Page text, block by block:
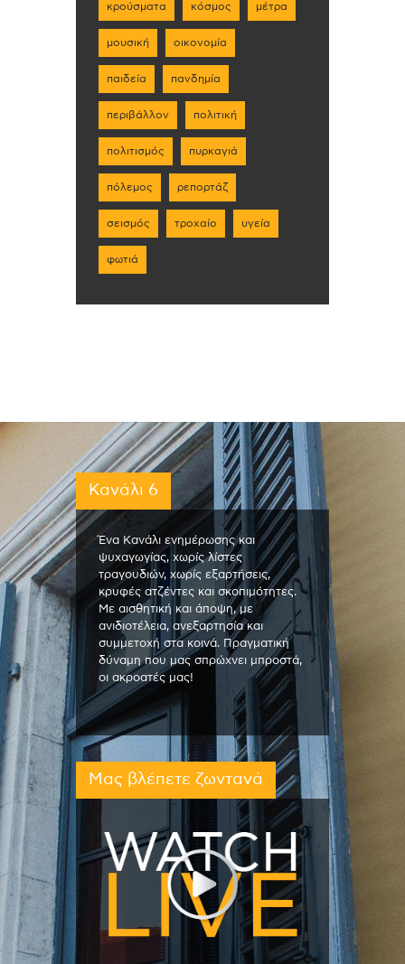
κρούσματα κόσμος μέτρα
μουσική οικονομία
παιδεία πανδημία
περιβάλλον πολιτική
πολιτισμός πυρκαγιά
πόλεμος ρεπορτάζ
σεισμός τροχαίο υγεία
φωτιά
Κανάλι 6
Ένα Κανάλι ενημέρωσης και
ψυχαγωγίας, χωρίς λίστες
τραγουδιών, χωρίς εξαρτήσεις,
κρυφές ατζέντες και σκοπιμότητες.
Με αισθητική και άποψη, με
ανιδιοτέλεια, ανεξαρτησία και
συμμετοχή στα κοινά. Πραγματική
δύναμη που μας σπρώχνει μπροστά,
οι ακροατές μας!
Μας βλέπετε ζωντανά